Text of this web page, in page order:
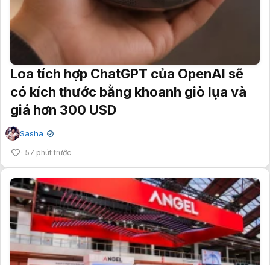
Loa tích hợp ChatGPT của OpenAI sẽ
có kích thước bằng khoanh giò lụa và
giá hơn 300 USD
Sasha ✔
57 phút trước